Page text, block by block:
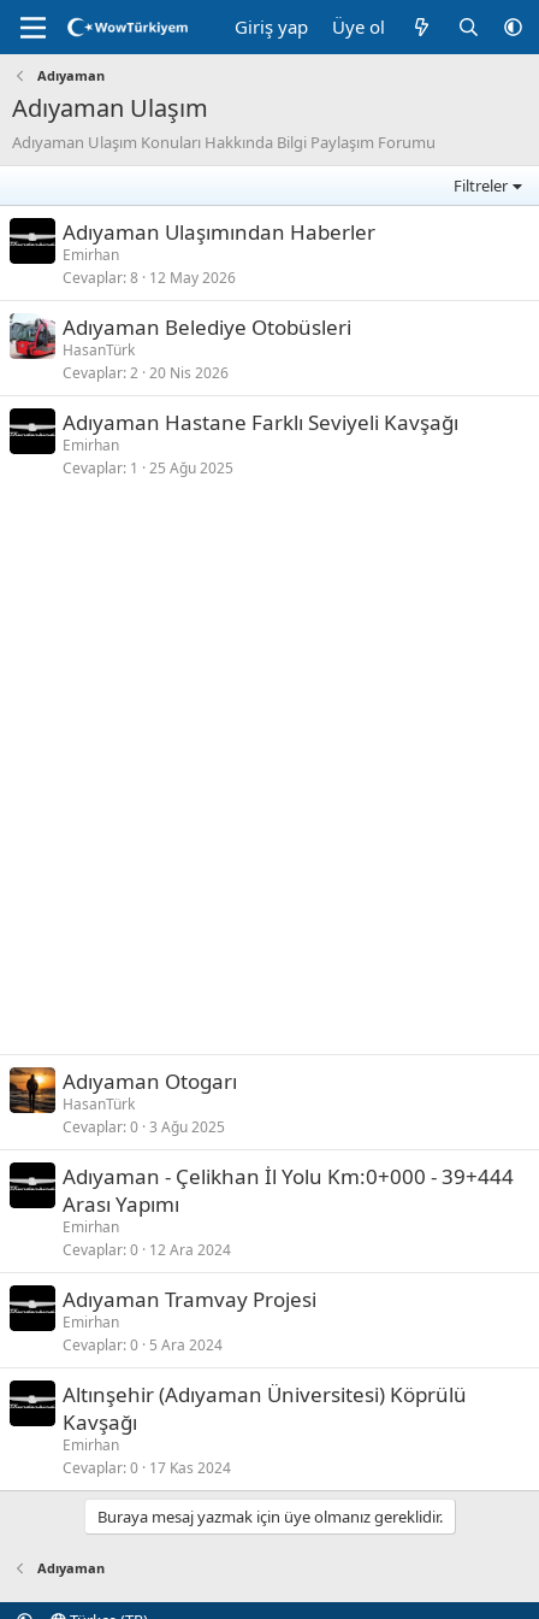
Giriş yap Üye ol
Adıyaman
Adıyaman Ulaşım
Adıyaman Ulaşım Konuları Hakkında Bilgi Paylaşım Forumu
Filtreler
Adıyaman Ulaşımından Haberler
Emirhan
Cevaplar 8 12 May 2026
Adıyaman Belediye Otobüsleri
HasanTürk
Cevaplar 2 20 Nis 2026
Adıyaman Hastane Farklı Seviyeli Kavşağı
Emirhan
Cevaplar 1 25 Ağu 2025
Adıyaman Otogarı
HasanTürk
Cevaplar 0 3 Ağu 2025
Adıyaman - Çelikhan İl Yolu Km:0+000 - 39+444
Arası Yapımı
Emirhan
Cevaplar 0 12 Ara 2024
Adıyaman Tramvay Projesi
Emirhan
Cevaplar 0 5 Ara 2024
Altınşehir (Adıyaman Üniversitesi) Köprülü
Kavşağı
Emirhan
Cevaplar 0 17 Kas 2024
Buraya mesaj yazmak için üye olmanız gereklidir.
Adıyaman